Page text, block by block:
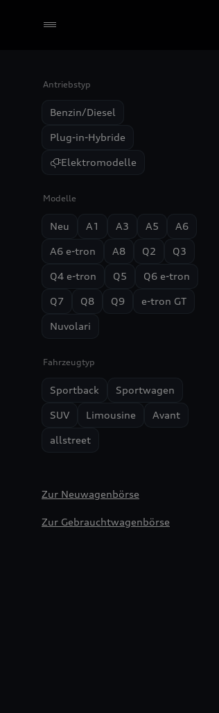
Händler wählen
Antriebstyp
Benzin/Diesel
Plug-in-Hybride
Elektromodelle
Modelle
Neu A1 A3 A5 A6
A6 e-tron A8 Q2 Q3
Q4 e-tron Q5 Q6 e-tron
Q7 Q8 Q9 e-tron GT
Nuvolari
Fahrzeugtyp
Sportback Sportwagen
SUV Limousine Avant
allstreet
Zur Neuwagenbörse
Zur Gebrauchtwagenbörse